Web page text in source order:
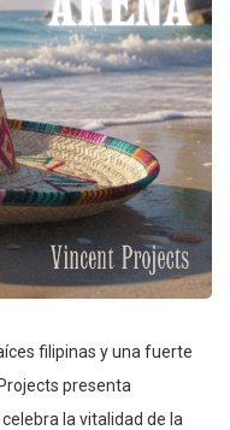
filipinas y una fuerte
presenta
la vitalidad de la